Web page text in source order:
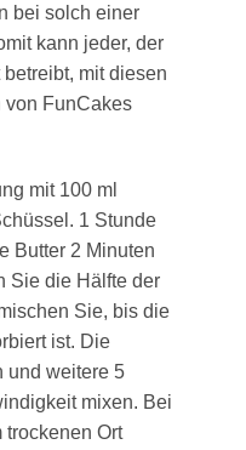
bei solch einer
kann jeder, der
mit diesen
von FunCakes
mit 100 ml
1 Stunde
Butter 2 Minuten
Sie die Hälfte der
Sie, bis die
ist. Die
und weitere 5
mixen. Bei
trockenen Ort